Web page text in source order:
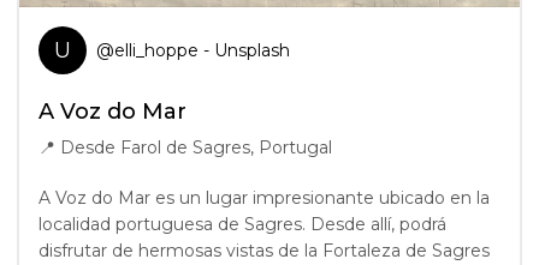
U @elli_hoppe - Unsplash
A Voz do Mar
📍 Desde Farol de Sagres, Portugal
A Voz do Mar es un lugar impresionante ubicado en la
localidad portuguesa de Sagres. Desde allí, podrá
disfrutar de hermosas vistas de la Fortaleza de Sagres